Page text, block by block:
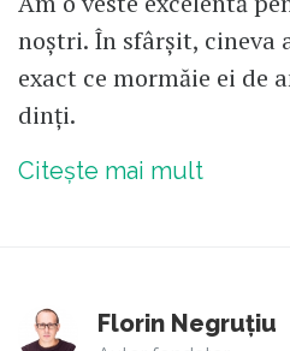
noștri. În sfârșit, cineva
exact ce mormăie ei de
dinți.
Citește mai mult
Florin Negruțiu